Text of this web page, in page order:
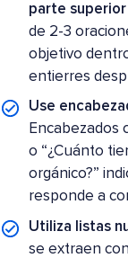
parte superior
de 2-3
objetivo
entierres
Use
Encabezados
o “¿Cuánto
orgánico?”
responde a
Utiliza listas
se extraen